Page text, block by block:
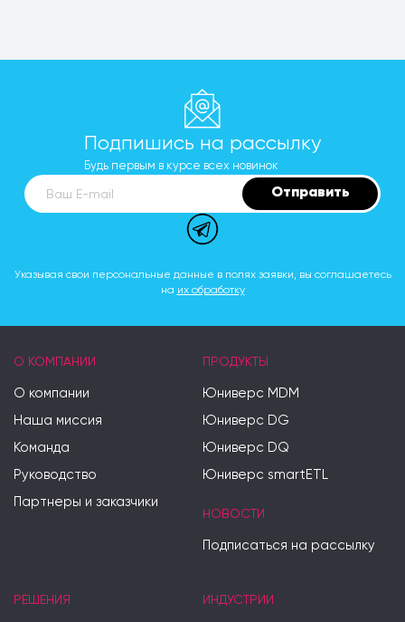
Подпишись на рассылку
Будь первым в курсе всех новинок
Ваш E-mail Отправить
Указывая свои персональные данные в полях заявки, вы соглашаетесь
на их обработку
О КОМПАНИИ
О компании
Наша миссия
Команда
Руководство
Партнеры и заказчики
ПРОДУКТЫ
Юниверс MDM
Юниверс DG
Юниверс DQ
Юниверс smartETL
НОВОСТИ
Подписаться на рассылку
РЕШЕНИЯ ИНДУСТРИИ